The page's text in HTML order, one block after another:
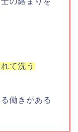
て洗う
働きがある